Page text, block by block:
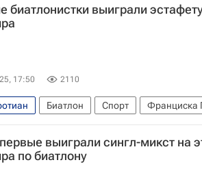
биатлонистки выиграли
17:50 2110
Биатлон Спорт Франциска
выиграли сингл-микст на
по биатлону